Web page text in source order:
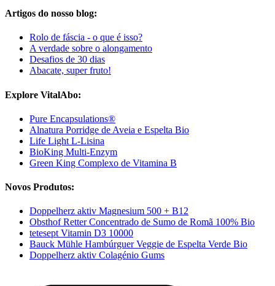
Artigos do nosso blog:
Rolo de fáscia - o que é isso?
A verdade sobre o alongamento
Desafios de 30 dias
Abacate, super fruto!
Explore VitalAbo:
Pure Encapsulations®
Alnatura Porridge de Aveia e Espelta Bio
Life Light L-Lisina
BioKing Multi-Enzym
Green King Complexo de Vitamina B
Novos Produtos:
Doppelherz aktiv Magnesium 500 + B12
Obsthof Retter Concentrado de Sumo de Romã 100% Bio
tetesept Vitamin D3 10000
Bauck Mühle Hambúrguer Veggie de Espelta Verde Bio
Doppelherz aktiv Colagénio Gums